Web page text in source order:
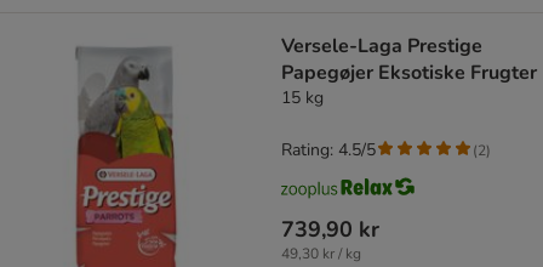
Versele-Laga Prestige
Papegøjer Eksotiske Frugter
15 kg
739,90 kr
49,30 kr / kg
Rating: 4.5/5 (2)